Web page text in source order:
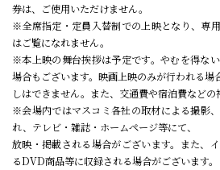
券は、ご使用いただけません。
※全席指定・定員入替制での上映となり、専
はご覧になれません。
※本上映の舞台挨拶は予定です。やむを得な
場合もございます。映画上映のみが行われる場
しはできません。また、交通費や宿泊費などの
※会場内ではマスコミ各社の取材による撮影
れ、テレビ・雑誌・ホームページ等にて、
放映・掲載される場合がございます。また、
るDVD商品等に収録される場合がございます。